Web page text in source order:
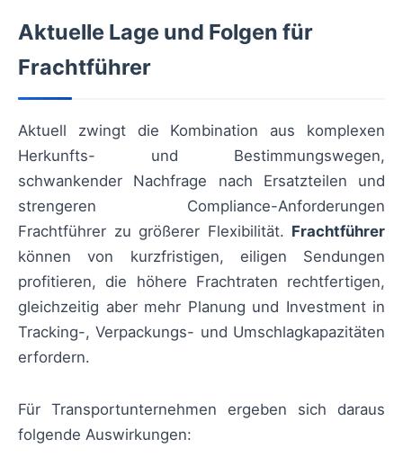
Aktuelle Lage und Folgen für
Frachtführer
Aktuell zwingt die Kombination aus komplexen
Herkunfts- und Bestimmungswegen,
schwankender Nachfrage nach Ersatzteilen und
strengeren Compliance-Anforderungen
Frachtführer zu größerer Flexibilität. Frachtführer
können von kurzfristigen, eiligen Sendungen
profitieren, die höhere Frachtraten rechtfertigen,
gleichzeitig aber mehr Planung und Investment in
Tracking-, Verpackungs- und Umschlagkapazitäten
erfordern.
Für Transportunternehmen ergeben sich daraus
folgende Auswirkungen: